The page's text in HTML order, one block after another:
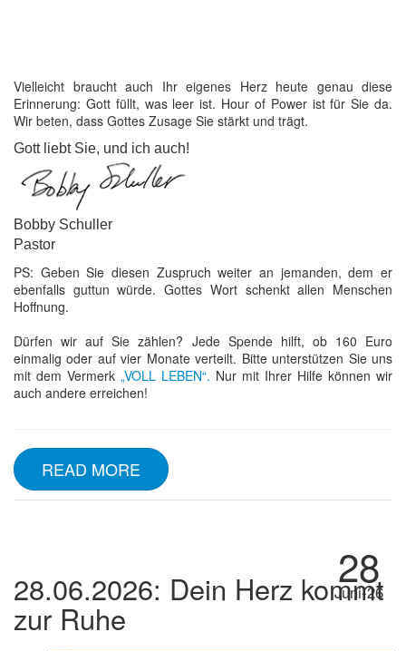
Vielleicht braucht auch Ihr eigenes Herz heute genau diese
Erinnerung: Gott füllt, was leer ist. Hour of Power ist für Sie da.
Wir beten, dass Gottes Zusage Sie stärkt und trägt.
Gott liebt Sie, und ich auch!
Bobby Schuller
Pastor
PS: Geben Sie diesen Zuspruch weiter an jemanden, dem er
ebenfalls guttun würde. Gottes Wort schenkt allen Menschen
Hoffnung.
Dürfen wir auf Sie zählen? Jede Spende hilft, ob 160 Euro
einmalig oder auf vier Monate verteilt. Bitte unterstützen Sie uns
mit dem Vermerk „VOLL LEBEN“. Nur mit Ihrer Hilfe können wir
auch andere erreichen!
READ MORE
28
Juni-26
28.06.2026: Dein Herz kommt
zur Ruhe